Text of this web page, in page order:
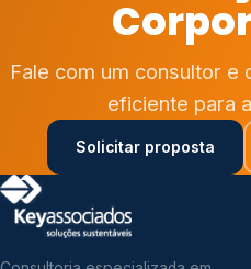
Fale com um consultor e
eficiente para
Solicitar proposta